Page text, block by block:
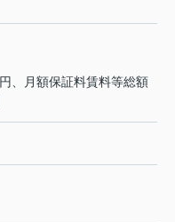
、月額保証料賃料等総額